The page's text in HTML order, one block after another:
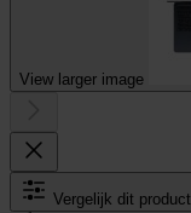
View larger image
Vergelijk dit product